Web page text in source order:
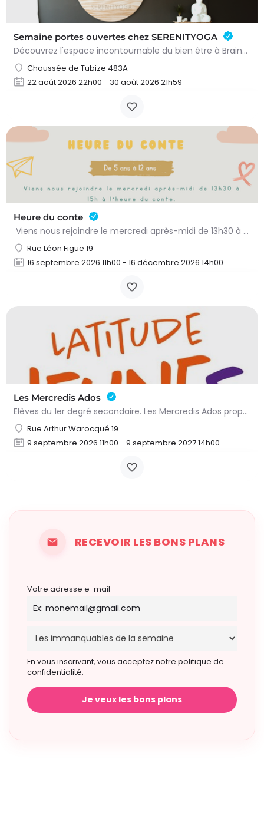
Semaine portes ouvertes chez SERENITYOGA
Découvrez l'espace incontournable du bien être à Braine L'alleud!Du 23 au 30 aout 2026 nous proposons un Pass…
Chaussée de Tubize 483A
22 août 2026 22h00 - 30 août 2026 21h59
Heure du conte
Viens nous rejoindre le mercredi après-midi de 13h30 à 15h à l’heure du conte. On y lit des histoires…
Rue Léon Figue 19
16 septembre 2026 11h00 - 16 décembre 2026 14h00
Les Mercredis Ados
Elèves du 1er degré secondaire. Les Mercredis Ados proposent, aux jeunes, un accompagnement scolaire et une…
Rue Arthur Warocqué 19
9 septembre 2026 11h00 - 9 septembre 2027 14h00
RECEVOIR LES BONS PLANS
Votre adresse e-mail
En vous inscrivant, vous acceptez notre politique de
confidentialité.